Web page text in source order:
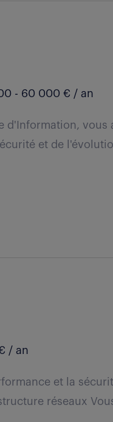
- 60 000 € / an
d'Information, vous
et de
/ an
et la
réseaux